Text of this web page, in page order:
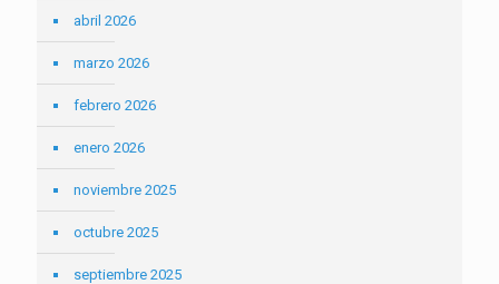
abril 2026
marzo 2026
febrero 2026
enero 2026
noviembre 2025
octubre 2025
septiembre 2025